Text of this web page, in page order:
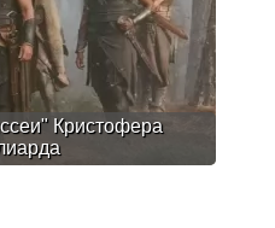
Кристофера